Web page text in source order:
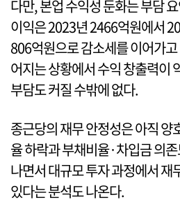
다만, 본업 수익성 둔화는 부담
이익은 2023년 2466억원에서
806억원으로 감소세를 이어가
어지는 상황에서 수익 창출력이
부담도 커질 수밖에 없다.
종근당의 재무 안정성은 아직 양
율 하락과 부채비율·차입금 의
나면서 대규모 투자 과정에서 재
있다는 분석도 나온다.